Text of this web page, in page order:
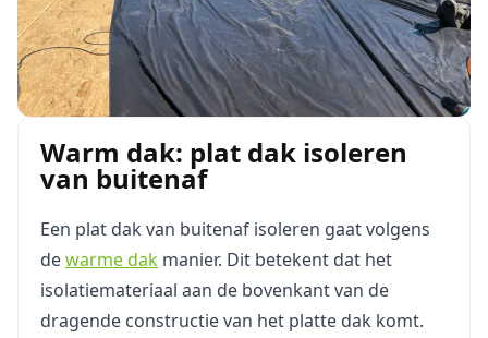
Warm dak: plat dak isoleren
van buitenaf
Een plat dak van buitenaf isoleren gaat volgens
dewarme dak manier. Dit betekent dat het
isolatiemateriaal aan de bovenkant van de
dragende constructie van het platte dak komt.